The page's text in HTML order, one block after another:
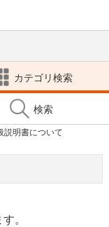
カテゴリ検索
検索
説明書について
。